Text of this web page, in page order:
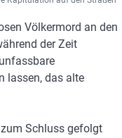
Völkermord an den
der Zeit
lassen, das alte
Schluss gefolgt